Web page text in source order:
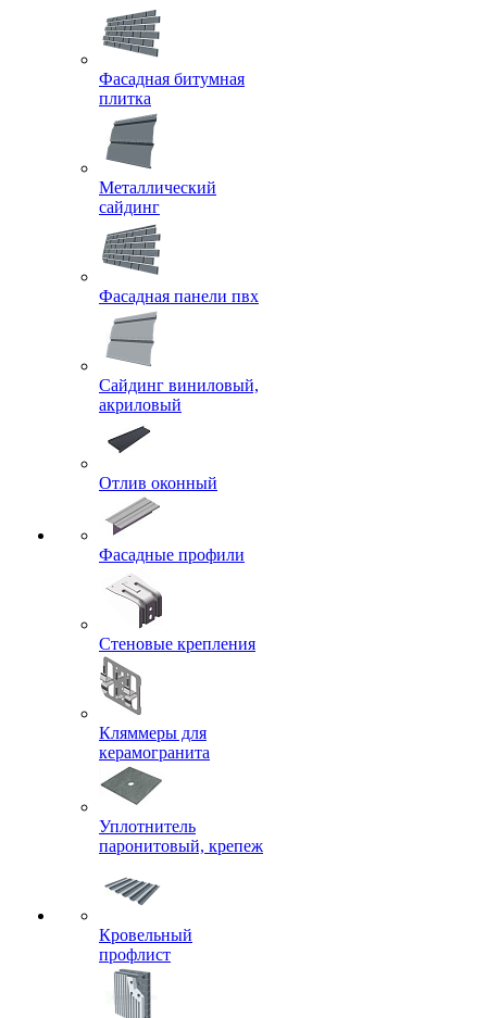
Фасадная битумная
плитка
Металлический
сайдинг
Фасадная панели пвх
Сайдинг виниловый,
акриловый
Отлив оконный
Фасадные профили
Стеновые крепления
Кляммеры для
керамогранита
Уплотнитель
паронитовый, крепеж
Кровельный
профлист